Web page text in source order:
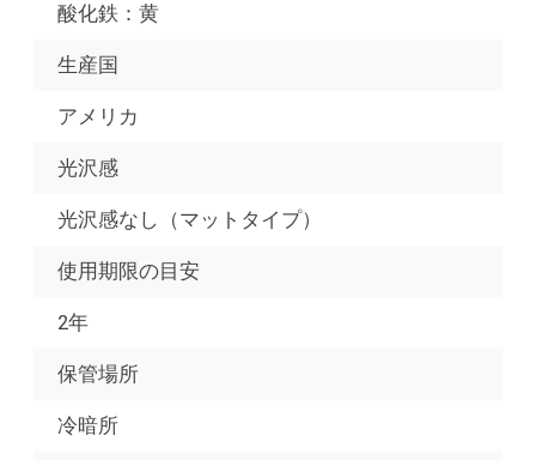
酸化鉄：黄
生産国
アメリカ
光沢感
光沢感なし（マットタイプ）
使用期限の目安
2年
保管場所
冷暗所